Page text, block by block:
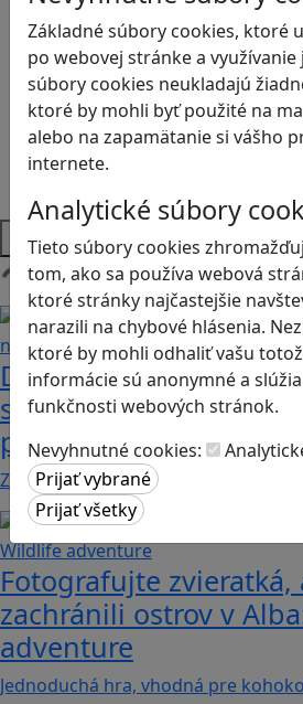
Základné súbory cookies, ktoré
po webovej stránke a
súbory cookies neukladajú
ktoré by mohli byť použité na
alebo na zapamätanie si vášho
internete.
Analytické súbory
Tieto súbory cookies
tom, ako sa používa webová
ktoré stránky najčastejšie
narazili na chybové hlásenia.
ktoré by mohli odhaliť vašu
informácie sú anonymné a
funkčnosti webových stránok.
Nevyhnutné cookies:
Logické myslenie
Ľudské práva a tolerancia
Motorika a koncentrácia
Programovanie/Technika
Sociálne zručnosti a
Strategické myslenie
Platformy
Načítam blogy
Desatoro rád pre
s deťmi videohry a
pravidlá
Zohľadňovať treba vývinové
Fotografujte zvieratká,
zachránili ostrov v
adventure
Jednoduchá hra, vhodná pre